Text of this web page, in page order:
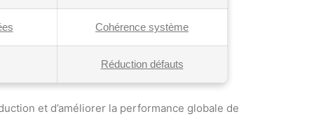
Cohérence système
Réduction défauts
et d’améliorer la performance globale de